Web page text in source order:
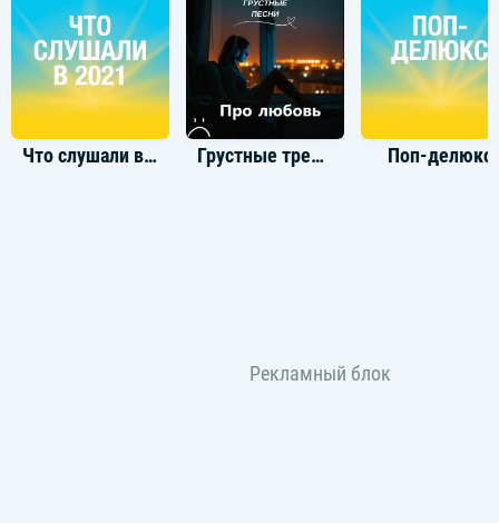
Что слушали в 2021 году Грустные треки про любовь Поп-делюкс